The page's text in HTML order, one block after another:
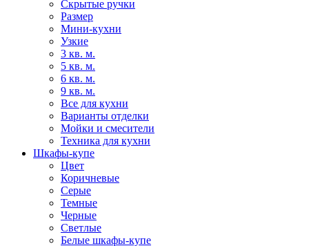
Скрытые ручки
Размер
Мини-кухни
Узкие
3 кв. м.
5 кв. м.
6 кв. м.
9 кв. м.
Все для кухни
Варианты отделки
Мойки и смесители
Техника для кухни
Шкафы-купе
Цвет
Коричневые
Серые
Темные
Черные
Светлые
Белые шкафы-купе